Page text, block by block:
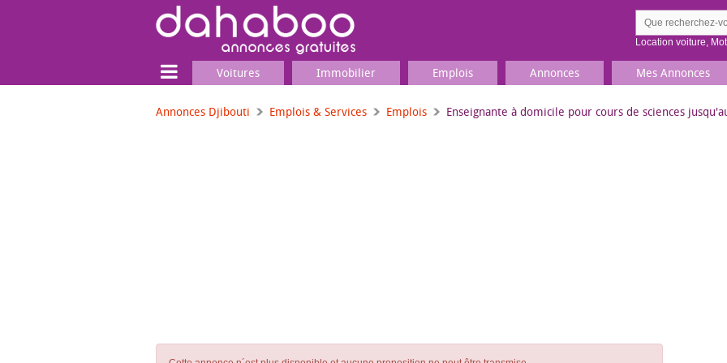
Location voiture,
Voitures Immobilier Emplois Annonces Mes Annonces
Annonces Djibouti Emplois & Services Emplois Enseignante à domicile pour cours de sciences